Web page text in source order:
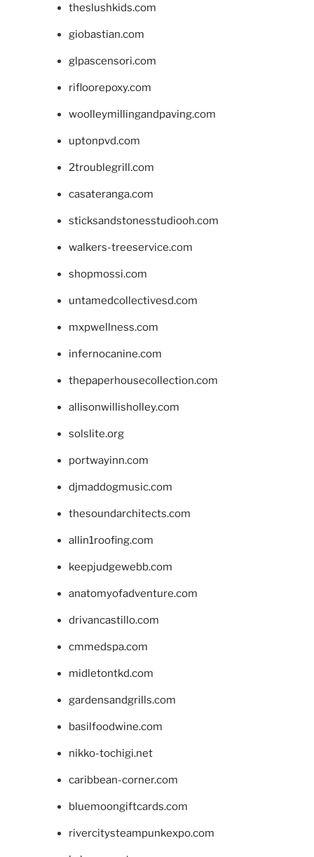
theslushkids.com
giobastian.com
glpascensori.com
rifloorepoxy.com
woolleymillingandpaving.com
uptonpvd.com
2troublegrill.com
casateranga.com
sticksandstonesstudiooh.com
walkers-treeservice.com
shopmossi.com
untamedcollectivesd.com
mxpwellness.com
infernocanine.com
thepaperhousecollection.com
allisonwillisholley.com
solslite.org
portwayinn.com
djmaddogmusic.com
thesoundarchitects.com
allin1roofing.com
keepjudgewebb.com
anatomyofadventure.com
drivancastillo.com
cmmedspa.com
midletontkd.com
gardensandgrills.com
basilfoodwine.com
nikko-tochigi.net
caribbean-corner.com
bluemoongiftcards.com
rivercitysteampunkexpo.com